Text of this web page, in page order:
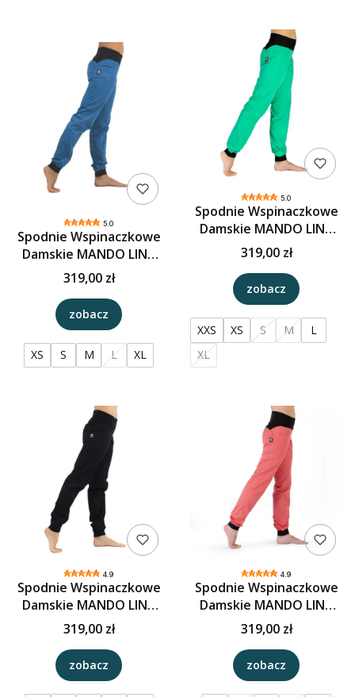
5.0
Spodnie Wspinaczkowe
Damskie MANDO LINA
POP - Ciemny Turkus
319,00 zł
zobacz
XS S M L XL
5.0
Spodnie Wspinaczkowe
Damskie MANDO LINA
POP - Zieleń
319,00 zł
zobacz
XXS XS S M
L
XL
4.9
Spodnie Wspinaczkowe
Damskie MANDO LINA
POP - Czerń
319,00 zł
zobacz
4.9
Spodnie Wspinaczkowe
Damskie MANDO LINA
POP - Koral
319,00 zł
zobacz